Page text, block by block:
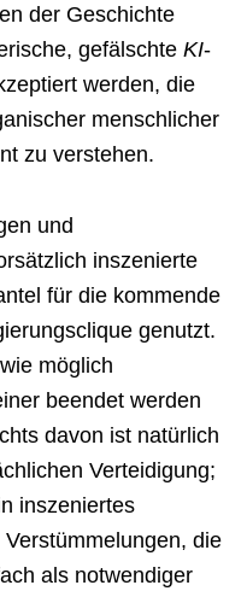
der Geschichte
gefälschte KI-
werden, die
menschlicher
zu verstehen.
und
inszenierte
für die kommende
genutzt.
möglich
beendet werden
davon ist natürlich
Verteidigung;
inszeniertes
die
als notwendiger